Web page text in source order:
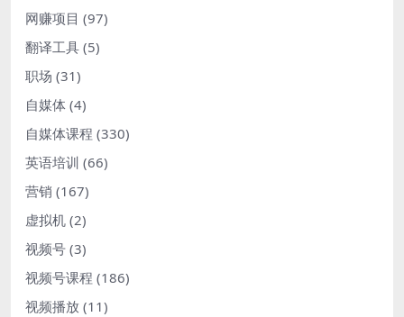
网赚项目 (97)
翻译工具 (5)
职场 (31)
自媒体 (4)
自媒体课程 (330)
英语培训 (66)
营销 (167)
虚拟机 (2)
视频号 (3)
视频号课程 (186)
视频播放 (11)